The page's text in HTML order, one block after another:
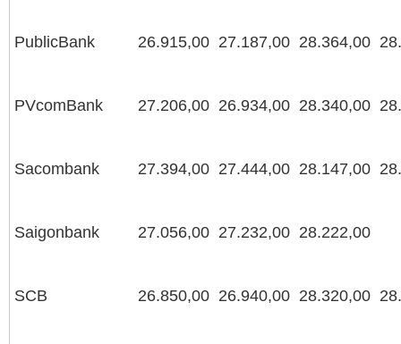
PublicBank 26.915,00 27.187,00 28.364,00
PVcomBank 27.206,00 26.934,00 28.340,00
Sacombank 27.394,00 27.444,00 28.147,00
Saigonbank 27.056,00 27.232,00 28.222,00
SCB 26.850,00 26.940,00 28.320,00